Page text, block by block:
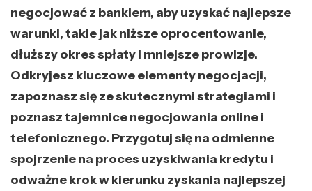
negocjować z bankiem, aby uzyskać najlepsze
warunki, takie jak niższe oprocentowanie,
dłuższy okres spłaty i mniejsze prowizje.
Odkryjesz kluczowe elementy negocjacji,
zapoznasz się ze skutecznymi strategiami i
poznasz tajemnice negocjowania online i
telefonicznego. Przygotuj się na odmienne
spojrzenie na proces uzyskiwania kredytu i
odważne krok w kierunku zyskania najlepszej